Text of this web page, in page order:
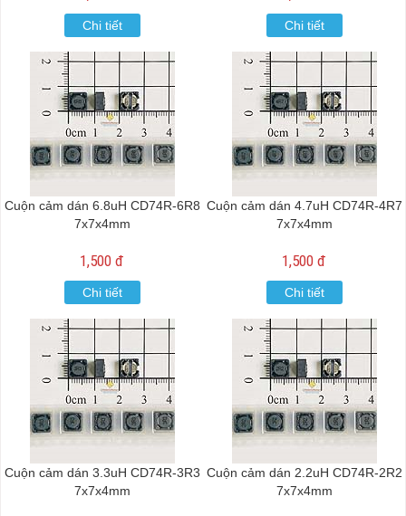
Chi tiết Chi tiết
Cuộn cảm dán 6.8uH CD74R-6R8
7x7x4mm
1,500 đ
Chi tiết
Cuộn cảm dán 4.7uH CD74R-4R7
7x7x4mm
1,500 đ
Chi tiết
Cuộn cảm dán 3.3uH CD74R-3R3
7x7x4mm
Cuộn cảm dán 2.2uH CD74R-2R2
7x7x4mm